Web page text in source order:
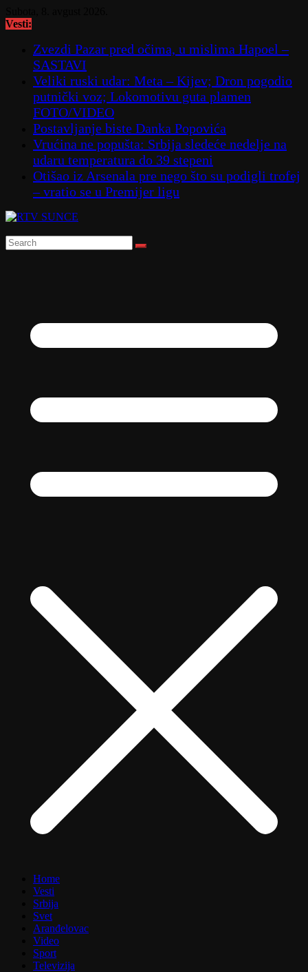
to
Vesti:
Zvezdi Pazar pred očima, u mislima Hapoel –
SASTAVI
Veliki ruski udar: Meta – Kijev; Dron pogodio
putnički voz; Lokomotivu guta plamen
FOTO/VIDEO
Postavljanje biste Danka Popovića
Vrućina ne popušta: Srbija sledeće nedelje na
udaru temperatura do 39 stepeni
Otišao iz Arsenala pre nego što su podigli trofej
– vratio se u Premijer ligu
Home
Vesti
Srbija
Svet
Aranđelovac
Video
Sport
Televizija